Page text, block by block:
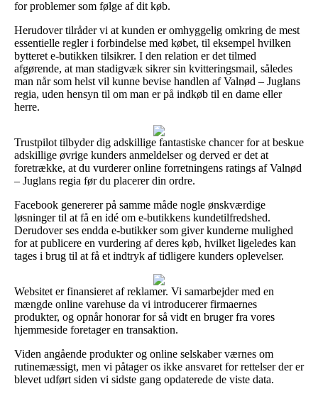
for problemer som følge af dit køb.
Herudover tilråder vi at kunden er omhyggelig omkring de mest
essentielle regler i forbindelse med købet, til eksempel hvilken
bytteret e-butikken tilsikrer. I den relation er det tilmed
afgørende, at man stadigvæk sikrer sin kvitteringsmail, således
man når som helst vil kunne bevise handlen af Valnød – Juglans
regia, uden hensyn til om man er på indkøb til en dame eller
herre.
Trustpilot tilbyder dig adskillige fantastiske chancer for at beskue
adskillige øvrige kunders anmeldelser og derved er det at
foretrække, at du vurderer online forretningens ratings af Valnød
– Juglans regia før du placerer din ordre.
Facebook genererer på samme måde nogle ønskværdige
løsninger til at få en idé om e-butikkens kundetilfredshed.
Derudover ses endda e-butikker som giver kunderne mulighed
for at publicere en vurdering af deres køb, hvilket ligeledes kan
tages i brug til at få et indtryk af tidligere kunders oplevelser.
Websitet er finansieret af reklamer. Vi samarbejder med en
mængde online varehuse da vi introducerer firmaernes
produkter, og opnår honorar for så vidt en bruger fra vores
hjemmeside foretager en transaktion.
Viden angående produkter og online selskaber værnes om
rutinemæssigt, men vi påtager os ikke ansvaret for rettelser der er
blevet udført siden vi sidste gang opdaterede de viste data.